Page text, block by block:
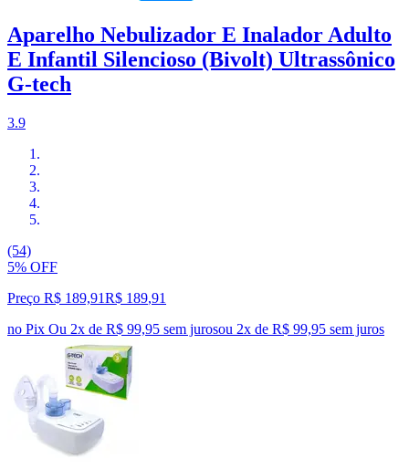
Aparelho Nebulizador E Inalador Adulto
E Infantil Silencioso (Bivolt) Ultrassônico
G-tech
3.9
(54)
5% OFF
Preço R$ 189,91R$ 189,91
no Pix Ou 2x de R$ 99,95 sem jurosou 2x de R$ 99,95 sem juros